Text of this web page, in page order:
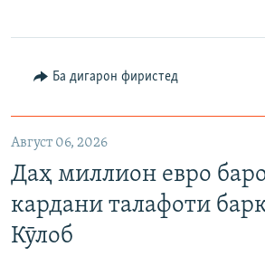
Ба дигарон фиристед
Август 06, 2026
Даҳ миллион евро
кардани талафоти
Кӯлоб